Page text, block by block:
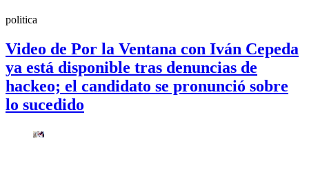
politica
Video de Por la Ventana con Iván Cepeda
ya está disponible tras denuncias de
hackeo; el candidato se pronunció sobre
lo sucedido